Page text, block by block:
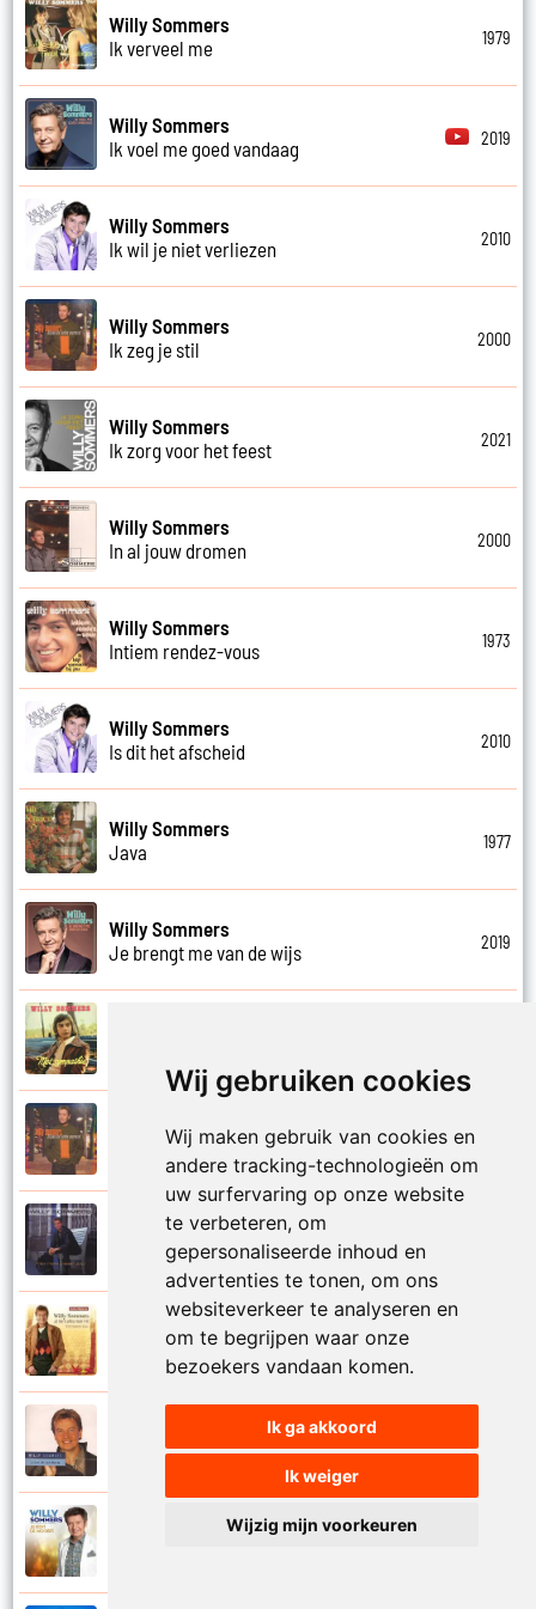
Wij gebruiken cookies
Wij maken gebruik van cookies en
andere tracking-technologieën om
uw surfervaring op onze website
te verbeteren, om
gepersonaliseerde inhoud en
advertenties te tonen, om ons
websiteverkeer te analyseren en
om te begrijpen waar onze
bezoekers vandaan komen.
Ik ga akkoord
Ik weiger
Wijzig mijn voorkeuren
Willy Sommers
Ik verveel me
1979
Willy Sommers
Ik voel me goed vandaag
2019
Willy Sommers
Ik wil je niet verliezen
2010
Willy Sommers
Ik zeg je stil
2000
Willy Sommers
Ik zorg voor het feest
2021
Willy Sommers
In al jouw dromen
2000
Willy Sommers
Intiem rendez-vous
1973
Willy Sommers
Is dit het afscheid
2010
Willy Sommers
Java
1977
Willy Sommers
Je brengt me van de wijs
2019
Willy Sommers
Je schenkt hem de dans
Willy Sommers
Willy Sommers
Jij bent alles voor mij
Jij bent als een droom
2004
Willy Sommers